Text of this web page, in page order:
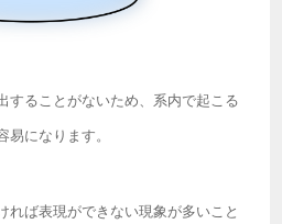
することがないため、系内で起こる
易になります。
れば表現ができない現象が多いこと